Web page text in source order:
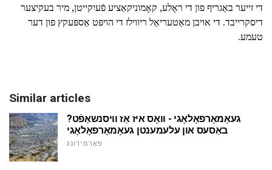
די זייער באַגריף פון די ראָלע, קאָמוניקאַציע פֿעיִקייטן, מיר בעקיצער
דיסקרייבד. די אויבן מאַטעריאַל ריווילז די הויפּט אַספּעקץ פון דער
טעמע.
Similar articles
געאָמאָרפאָלאָגי - וואָס איז אַז וויסנשאַפֿט?
באַסעס און עלעמענטן געאָמאָרפאָלאָגי
פאָרמירונג